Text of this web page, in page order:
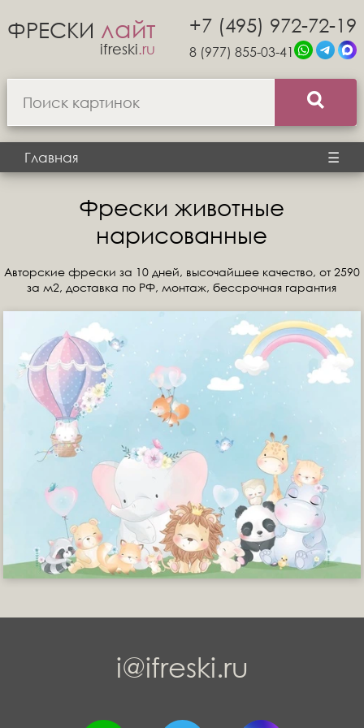
ФРЕСКИ лайт
ifreski.ru
+7 (495) 972-72-19
8 (977) 855-03-41
Главная ☰
Фрески животные
нарисованные
Авторские фрески за 10 дней, высочайшее качество, от 2590
за м2, доставка по РФ, монтаж, бессрочная гарантия
i@ifreski.ru